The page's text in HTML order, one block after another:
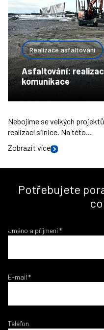
Realizace asfaltování
Asfaltování:
komunikace
Nebojíme se velkých
realizací silnice. Na této…
Zobrazit více
Potřebujete
Jméno a příjmení*
E-mail *
Telefon